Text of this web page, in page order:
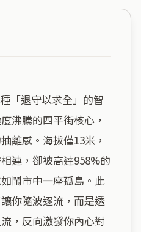
沸騰的四平街核心，
離感。海拔僅13米，
連，卻被高達958%的
鬧市中一座孤島。此
你隨波逐流，而是透
，反向激發你內心對